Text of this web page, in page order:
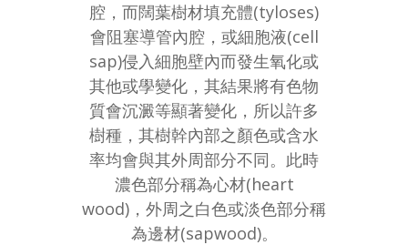
腔，而闊葉樹材填充體(tyloses)
會阻塞導管內腔，或細胞液(cell
sap)侵入細胞壁內而發生氧化或
其他或學變化，其結果將有色物
質會沉澱等顯著變化，所以許多
樹種，其樹幹內部之顏色或含水
率均會與其外周部分不同。此時
濃色部分稱為心材(heart
wood)，外周之白色或淡色部分稱
為邊材(sapwood)。